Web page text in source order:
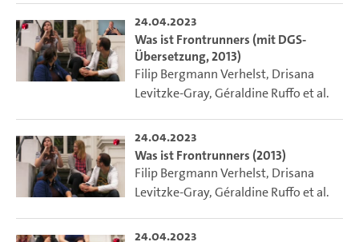
24.04.2023
Was ist Frontrunners (mit DGS-
Übersetzung, 2013)
Filip Bergmann Verhelst, Drisana
Levitzke-Gray,Géraldine Ruffoet al.
24.04.2023
Was ist Frontrunners (2013)
Filip Bergmann Verhelst, Drisana
Levitzke-Gray,Géraldine Ruffoet al.
24.04.2023